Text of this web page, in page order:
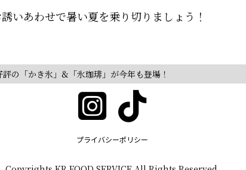
いあわせで暑い夏を乗り切りましょう！
評の「かき氷」&「氷珈琲」が今年も登場！
プライバシーポリシー